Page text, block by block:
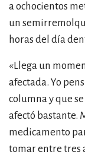
a ochocientos
un
horas del día
«Llega un
afectada. Yo
columna y que
afectó bastante.
medicamento
tomar entre tres